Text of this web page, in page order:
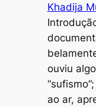
Khadija
ouviu
ao ar,